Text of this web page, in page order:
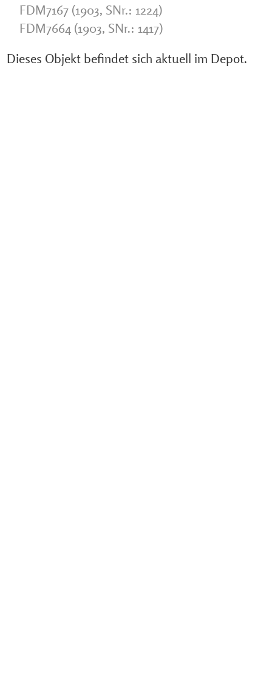
FDM7167 (1903, SNr.: 1224)
FDM7664 (1903, SNr.: 1417)
Dieses Objekt befindet sich aktuell im Depot.